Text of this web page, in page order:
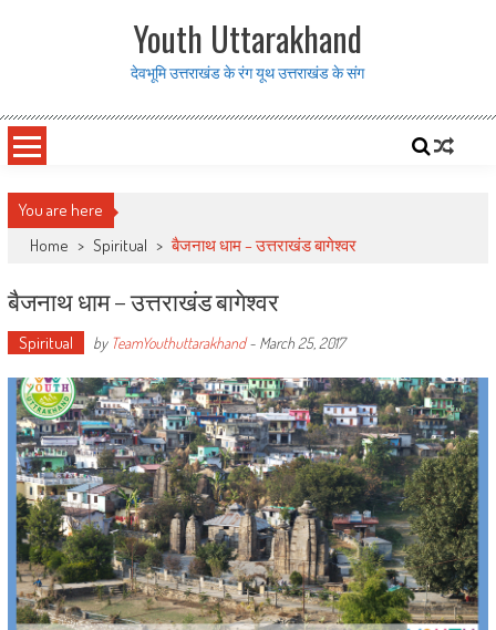
Youth Uttarakhand
देवभूमि उत्तराखंड के रंग यूथ उत्तराखंड के संग
You are here
Home > Spiritual > बैजनाथ धाम – उत्तराखंड बागेश्वर
बैजनाथ धाम – उत्तराखंड बागेश्वर
Spiritual by TeamYouthuttarakhand- March 25, 2017